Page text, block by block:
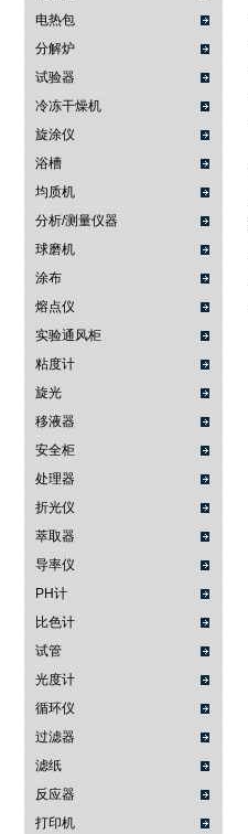
电热包
分解炉
试验器
冷冻干燥机
旋涂仪
浴槽
均质机
分析/测量仪器
球磨机
涂布
熔点仪
实验通风柜
粘度计
旋光
移液器
安全柜
处理器
折光仪
萃取器
导率仪
PH计
比色计
试管
光度计
循环仪
过滤器
滤纸
反应器
打印机